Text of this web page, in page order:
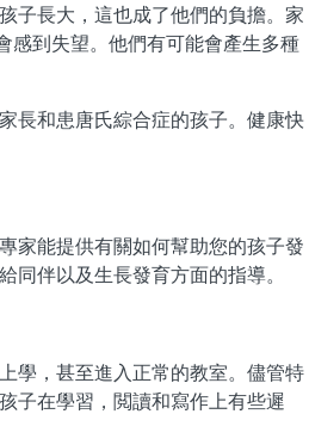
子長大，這也成了他們的負擔。家
感到失望。他們有可能會產生多種
長和患唐氏綜合症的孩子。健康快
家能提供有關如何幫助您的孩子發
伴以及生長發育方面的指導。
學，甚至進入正常的教室。儘管特
子在學習，閲讀和寫作上有些遲